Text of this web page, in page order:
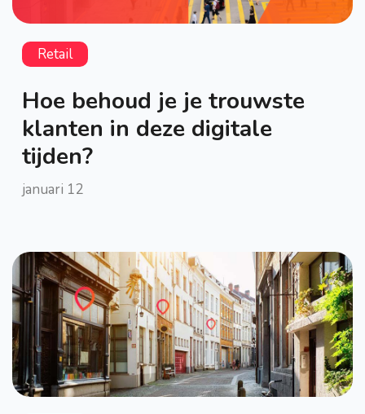
Retail
Hoe behoud je je trouwste
klanten in deze digitale
tijden?
januari 12